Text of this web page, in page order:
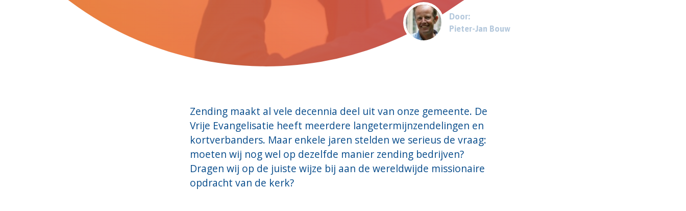
Door:
Pieter-Jan Bouw
Zending maakt al vele decennia deel uit van onze gemeente. De
Vrije Evangelisatie heeft meerdere langetermijnzendelingen en
kortverbanders. Maar enkele jaren stelden we serieus de vraag:
moeten wij nog wel op dezelfde manier zending bedrijven?
Dragen wij op de juiste wijze bij aan de wereldwijde missionaire
opdracht van de kerk?